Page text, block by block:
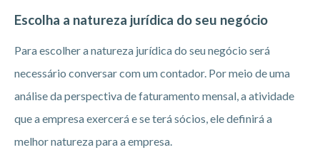
Escolha a natureza jurídica do seu negócio
Para escolher a natureza jurídica do seu negócio será
necessário conversar com um contador. Por meio de uma
análise da perspectiva de faturamento mensal, a atividade
que a empresa exercerá e se terá sócios, ele definirá a
melhor natureza para a empresa.